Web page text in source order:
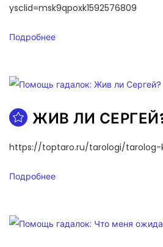
ysclid=msk9qpoxk1592576809
Подробнее
ЖИВ ЛИ
https://toptaro.ru/tarologi/
Подробнее